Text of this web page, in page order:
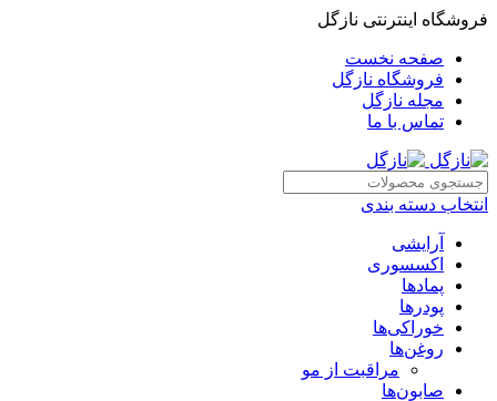
فروشگاه اینترنتی نازگل
صفحه نخست
فروشگاه نازگل
مجله نازگل
تماس با ما
انتخاب دسته بندی
آرایشی
اکسسوری
پمادها
پودرها
خوراکی‌ها
روغن‌ها
مراقبت از مو
صابون‌ها